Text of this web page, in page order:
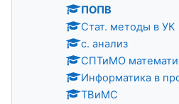
ПОПВ
Стат. методы в УК
с. анализ
СПТиМО
Информатика в
ТВиМС